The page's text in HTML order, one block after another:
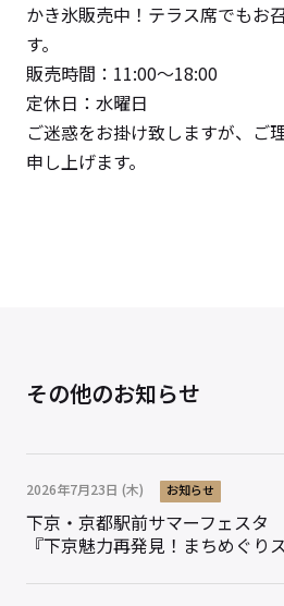
かき氷販売中！テラス席でもお
す。
販売時間：11:00～18:00
定休日：水曜日
ご迷惑をお掛け致しますが、ご
申し上げます。
その他のお知らせ
2026年7月23日 (木) お知らせ
下京・京都駅前サマーフェスタ
『下京魅力再発見！まちめぐり